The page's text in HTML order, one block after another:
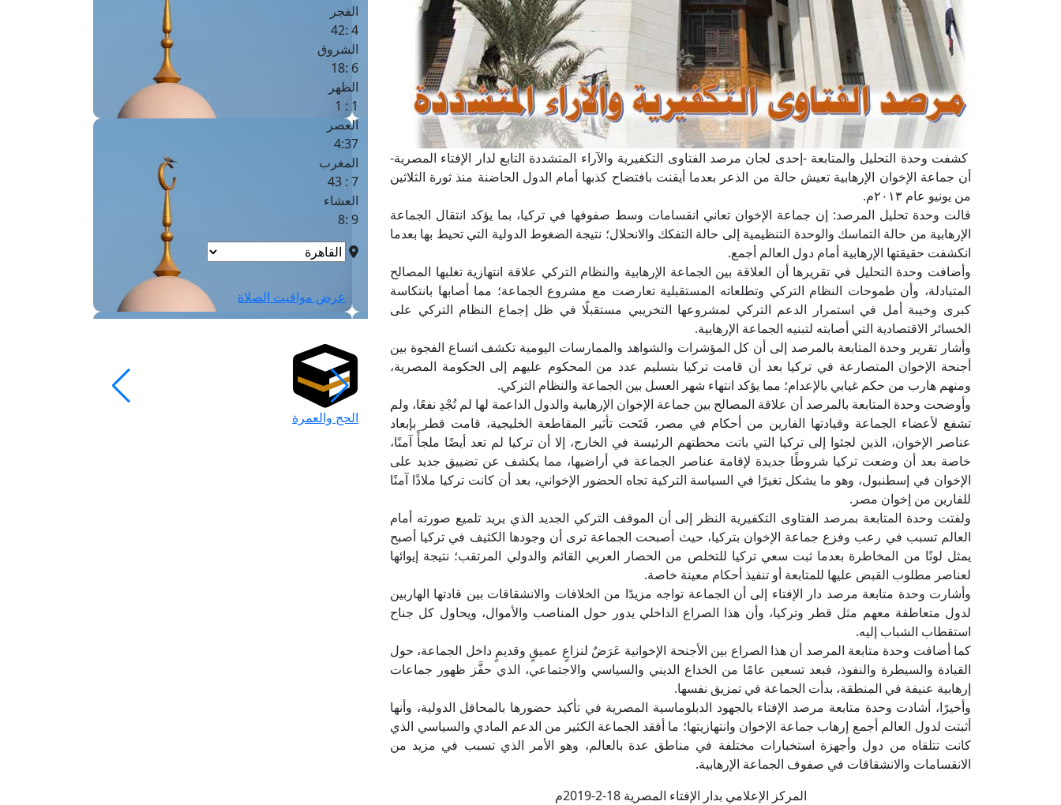
كشفت وحدة التحليل والمتابعة -إحدى لجان مرصد الفتاوى التكفيرية والآراء المتشددة التابع لدار الإفتاء المصرية-
أن جماعة الإخوان الإرهابية تعيش حالة من الذعر بعدما أيقنت بافتضاح كذبها أمام الدول الحاضنة منذ ثورة الثلاثين
من يونيو عام ٢٠١٣م.
قالت وحدة تحليل المرصد: إن جماعة الإخوان تعاني انقسامات وسط صفوفها في تركيا، بما يؤكد انتقال الجماعة
الإرهابية من حالة التماسك والوحدة التنظيمية إلى حالة التفكك والانحلال؛ نتيجة الضغوط الدولية التي تحيط بها بعدما
انكشفت حقيقتها الإرهابية أمام دول العالم أجمع.
وأضافت وحدة التحليل في تقريرها أن العلاقة بين الجماعة الإرهابية والنظام التركي علاقة انتهازية تغلبها المصالح
المتبادلة، وأن طموحات النظام التركي وتطلعاته المستقبلية تعارضت مع مشروع الجماعة؛ مما أصابها بانتكاسة
كبرى وخيبة أمل في استمرار الدعم التركي لمشروعها التخريبي مستقبلًا في ظل إجماع النظام التركي على
الخسائر الاقتصادية التي أصابته لتبنيه الجماعة الإرهابية.
وأشار تقرير وحدة المتابعة بالمرصد إلى أن كل المؤشرات والشواهد والممارسات اليومية تكشف اتساع الفجوة بين
أجنحة الإخوان المتصارعة في تركيا بعد أن قامت تركيا بتسليم عدد من المحكوم عليهم إلى الحكومة المصرية،
ومنهم هارب من حكم غيابي بالإعدام؛ مما يؤكد انتهاء شهر العسل بين الجماعة والنظام التركي.
وأوضحت وحدة المتابعة بالمرصد أن علاقة المصالح بين جماعة الإخوان الإرهابية والدول الداعمة لها لم تُجْدِ نفعًا، ولم
تشفع لأعضاء الجماعة وقيادتها الفارين من أحكام في مصر، فَتَحت تأثير المقاطعة الخليجية، قامت قطر بإبعاد
عناصر الإخوان، الذين لجئوا إلى تركيا التي باتت محطتهم الرئيسة في الخارج، إلا أن تركيا لم تعد أيضًا ملجأً آمنًا،
خاصة بعد أن وضعت تركيا شروطًا جديدة لإقامة عناصر الجماعة في أراضيها، مما يكشف عن تضييق جديد على
الإخوان في إسطنبول، وهو ما يشكل تغيرًا في السياسة التركية تجاه الحضور الإخواني، بعد أن كانت تركيا ملاذًا آمنًا
للفارين من إخوان مصر.
ولفتت وحدة المتابعة بمرصد الفتاوى التكفيرية النظر إلى أن الموقف التركي الجديد الذي يريد تلميع صورته أمام
العالم تسبب في رعب وفزع جماعة الإخوان بتركيا، حيث أصبحت الجماعة ترى أن وجودها الكثيف في تركيا أصبح
يمثل لونًا من المخاطرة بعدما ثبت سعي تركيا للتخلص من الحصار العربي القائم والدولي المرتقب؛ نتيجة إيوائها
لعناصر مطلوب القبض عليها للمتابعة أو تنفيذ أحكام معينة خاصة.
وأشارت وحدة متابعة مرصد دار الإفتاء إلى أن الجماعة تواجه مزيدًا من الخلافات والانشقاقات بين قادتها الهاربين
لدول متعاطفة معهم مثل قطر وتركيا، وأن هذا الصراع الداخلي يدور حول المناصب والأموال، ويحاول كل جناح
استقطاب الشباب إليه.
كما أضافت وحدة متابعة المرصد أن هذا الصراع بين الأجنحة الإخوانية عَرَضٌ لنزاعٍ عميقٍ وقديمٍ داخل الجماعة، حول
القيادة والسيطرة والنفوذ، فبعد تسعين عامًا من الخداع الديني والسياسي والاجتماعي، الذي حفَّز ظهور جماعات
إرهابية عنيفة في المنطقة، بدأت الجماعة في تمزيق نفسها.
وأخيرًا، أشادت وحدة متابعة مرصد الإفتاء بالجهود الدبلوماسية المصرية في تأكيد حضورها بالمحافل الدولية، وأنها
أثبتت لدول العالم أجمع إرهاب جماعة الإخوان وانتهازيتها؛ ما أفقد الجماعة الكثير من الدعم المادي والسياسي الذي
كانت تتلقاه من دول وأجهزة استخبارات مختلفة في مناطق عدة بالعالم، وهو الأمر الذي تسبب في مزيد من
الانقسامات والانشقاقات في صفوف الجماعة الإرهابية.
المركز الإعلامي بدار الإفتاء المصرية 18-2-2019م
الفجر
4 :42
الشروق
6 :18
الظهر
1 : 1
العصر
4:37
المغرب
7 : 43
العشاء
9 :8
عرض مواقيت الصلاة
الحج والعمرة